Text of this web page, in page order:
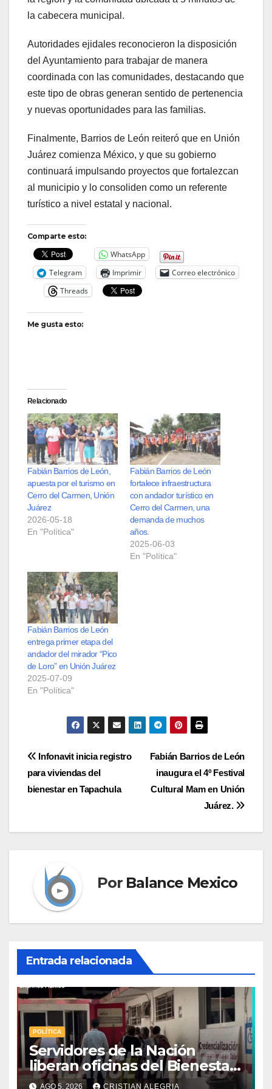
la cabecera municipal.
Autoridades ejidales reconocieron la disposición
del Ayuntamiento para trabajar de manera
coordinada con las comunidades, destacando que
este tipo de obras generan sentido de pertenencia
y nuevas oportunidades para las familias.
Finalmente, Barrios de León reiteró que en Unión
Juárez comienza México, y que su gobierno
continuará impulsando proyectos que fortalezcan
al municipio y lo consoliden como un referente
turístico a nivel estatal y nacional.
Comparte esto:
WhatsApp
Telegram
Imprimir
Correo electrónico
Threads
Me gusta esto:
Relacionado
Fabián Barrios de León,
apuesta por el turismo en
Cerro del Carmen, Unión
Juárez
2026-05-18
En "Política"
Fabián Barrios de León
fortalece infraestructura
con andador turístico en
Cerro del Carmen, una
demanda de muchos
años.
2025-06-03
En "Política"
Fabián Barrios de León
entrega primer etapa del
andador del mirador “Pico
de Loro” en Unión Juárez
2025-07-09
En "Política"
Navegación
de
Fabián Barrios de León
inaugura el 4º Festival
Cultural Mam en Unión
Juárez.
Infonavit inicia registro
para viviendas del
bienestar en Tapachula
Por Balance Mexico
Entrada relacionada
POLÍTICA
Servidores de la Nación
liberan oficinas del Bienestar
en Tapachula; Cielo
AGO 5, 2026 CRISTIAN ALEGRIA